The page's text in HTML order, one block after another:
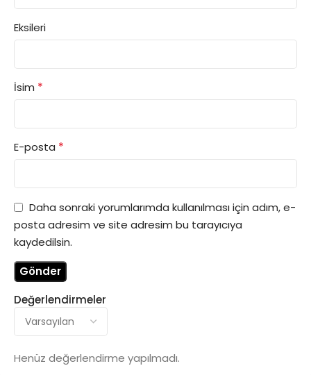
Değerlendirmeler
Henüz değerlendirme yapılmadı.
Eksileri
İsim *
E-posta *
Daha sonraki yorumlarımda kullanılması için adım, e-
posta adresim ve site adresim bu tarayıcıya
kaydedilsin.